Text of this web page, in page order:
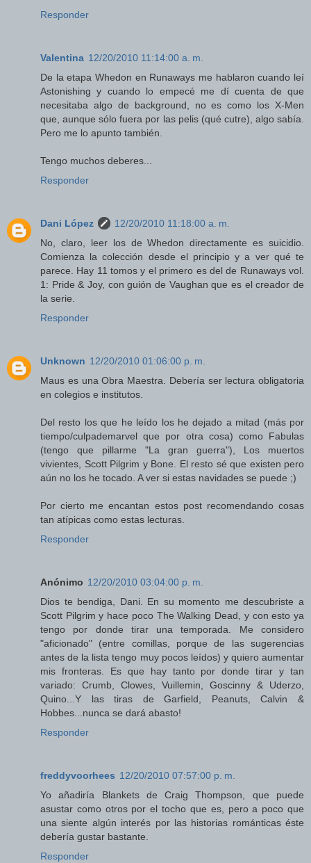
Responder
Valentina 12/20/2010 11:14:00 a. m.
De la etapa Whedon en Runaways me hablaron cuando leí
Astonishing y cuando lo empecé me dí cuenta de que
necesitaba algo de background, no es como los X-Men
que, aunque sólo fuera por las pelis (qué cutre), algo sabía.
Pero me lo apunto también.
Tengo muchos deberes...
Responder
Dani López
12/20/2010 11:18:00 a. m.
No, claro, leer los de Whedon directamente es suicidio.
Comienza la colección desde el principio y a ver qué te
parece. Hay 11 tomos y el primero es del de Runaways vol.
1: Pride & Joy, con guión de Vaughan que es el creador de
la serie.
Responder
Unknown 12/20/2010 01:06:00 p. m.
Maus es una Obra Maestra. Debería ser lectura obligatoria
en colegios e institutos.
Del resto los que he leído los he dejado a mitad (más por
tiempo/culpademarvel que por otra cosa) como Fabulas
(tengo que pillarme "La gran guerra"), Los muertos
vivientes, Scott Pilgrim y Bone. El resto sé que existen pero
aún no los he tocado. A ver si estas navidades se puede ;)
Por cierto me encantan estos post recomendando cosas
tan atípicas como estas lecturas.
Responder
Anónimo 12/20/2010 03:04:00 p. m.
Dios te bendiga, Dani. En su momento me descubriste a
Scott Pilgrim y hace poco The Walking Dead, y con esto ya
tengo por donde tirar una temporada. Me considero
"aficionado" (entre comillas, porque de las sugerencias
antes de la lista tengo muy pocos leídos) y quiero aumentar
mis fronteras. Es que hay tanto por donde tirar y tan
variado: Crumb, Clowes, Vuillemin, Goscinny & Uderzo,
Quino...Y las tiras de Garfield, Peanuts, Calvin &
Hobbes...nunca se dará abasto!
Responder
freddyvoorhees 12/20/2010 07:57:00 p. m.
Yo añadiría Blankets de Craig Thompson, que puede
asustar como otros por el tocho que es, pero a poco que
una siente algún interés por las historias románticas éste
debería gustar bastante.
Responder